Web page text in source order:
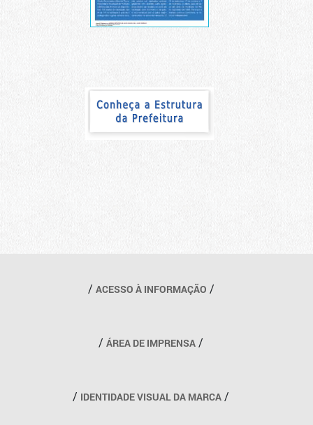
Outros links
ACESSO À INFORMAÇÃO
ÁREA DE IMPRENSA
IDENTIDADE VISUAL DA MARCA